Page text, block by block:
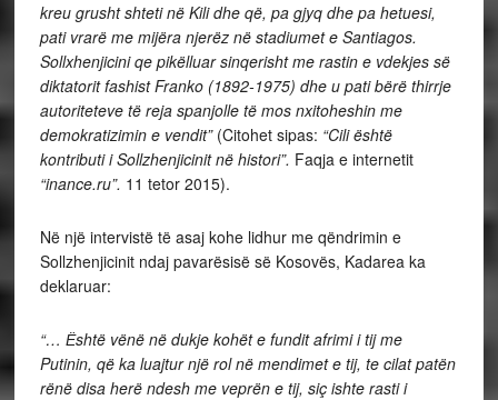
kreu grusht shteti në Kili dhe që, pa gjyq dhe pa hetuesi,
pati vrarë me mijëra njerëz në stadiumet e Santiagos.
Sollxhenjicini qe pikëlluar sinqerisht me rastin e vdekjes së
diktatorit fashist Franko (1892-1975) dhe u pati bërë thirrje
autoriteteve të reja spanjolle të mos nxitoheshin me
demokratizimin e vendit” (Citohet sipas: “Cili është
kontributi i Sollzhenjicinit në histori”. Faqja e internetit
“inance.ru”. 11 tetor 2015).
Në një intervistë të asaj kohe lidhur me qëndrimin e
Sollzhenjicinit ndaj pavarësisë së Kosovës, Kadarea ka
deklaruar:
“… Ёshtë vënë në dukje kohët e fundit afrimi i tij me
Putinin, që ka luajtur një rol në mendimet e tij, te cilat patën
rënë disa herë ndesh me veprën e tij, siç ishte rasti i